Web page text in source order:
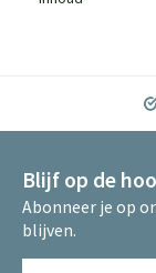
Blijf op de
Abonneer je op
blijven.